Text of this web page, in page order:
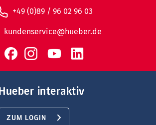
+49 (0)89 / 96 02 96 03
kundenservice@hueber.de
Hueber interaktiv
ZUM LOGIN